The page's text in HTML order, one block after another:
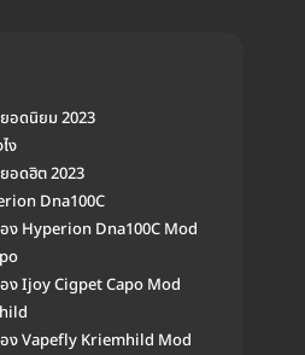
อดนิยม 2023
ง
อดฮิต 2023
Dna100C
อง Hyperion Dna100C Mod
อง Ijoy Cigpet Capo Mod
อง Vapefly Kriemhild Mod